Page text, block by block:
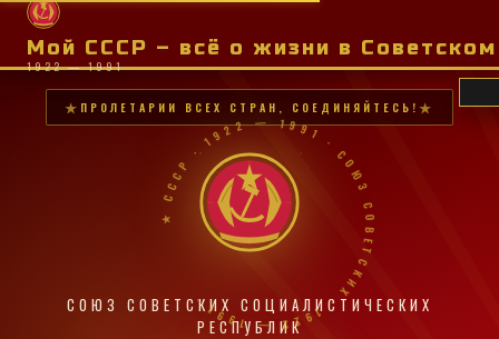
Мой СССР – всё о жизни в
1922 — 1991
ПРОЛЕТАРИИ ВСЕХ СТРАН, СОЕДИНЯЙТЕСЬ!
★ СССР · 1922 — 1991 · СОЮЗ СОВЕТСКИХ · 1922 — 1991 ·
СОЮЗ СОВЕТСКИХ СОЦИАЛИСТИЧЕСКИХ
РЕСПУБЛИК